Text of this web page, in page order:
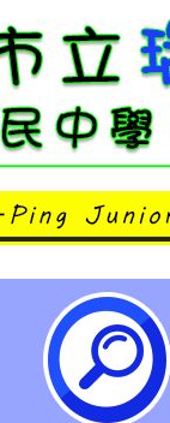
教師增能
-桃園市